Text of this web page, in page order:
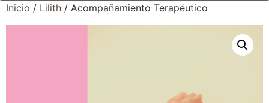
Inicio / Lilith / Acompañamiento Terapéutico